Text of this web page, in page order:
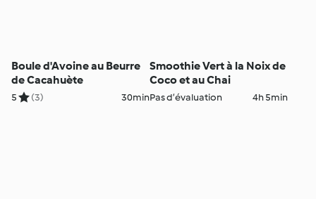
Boule d'Avoine au Beurre
de Cacahuète
5 (3) 30min
Smoothie Vert à la Noix de
Coco et au Chai
Pas d’évaluation 4h 5min